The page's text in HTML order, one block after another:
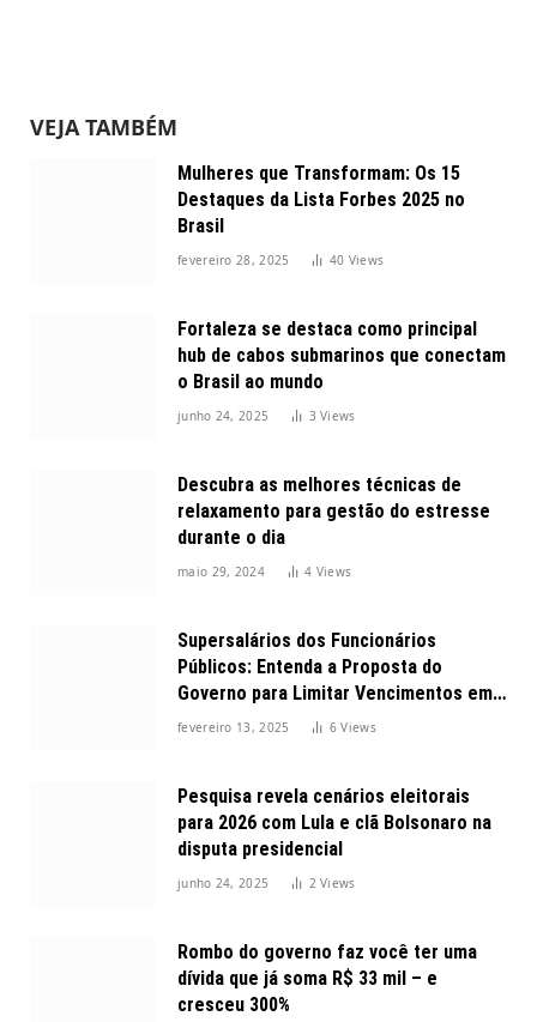
VEJA TAMBÉM
Mulheres que Transformam: Os 15
Destaques da Lista Forbes 2025 no
Brasil
fevereiro 28, 2025 40 Views
Fortaleza se destaca como principal
hub de cabos submarinos que conectam
o Brasil ao mundo
junho 24, 2025 3Views
Descubra as melhores técnicas de
relaxamento para gestão do estresse
durante o dia
maio 29, 2024 4 Views
Supersalários dos Funcionários
Públicos: Entenda a Proposta do
Governo para Limitar Vencimentos em
2025
fevereiro 13, 2025 6Views
Pesquisa revela cenários eleitorais
para 2026 com Lula e clã Bolsonaro na
disputa presidencial
junho 24, 2025 2Views
Rombo do governo faz você ter uma
dívida que já soma R$ 33 mil – e
cresceu 300%